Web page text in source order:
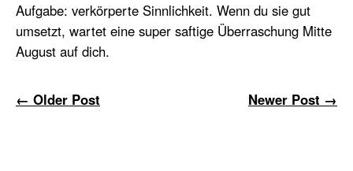
Aufgabe: verkörperte Sinnlichkeit. Wenn du sie gut
umsetzt, wartet eine super saftige Überraschung Mitte
August auf dich.
← Older Post Newer Post →